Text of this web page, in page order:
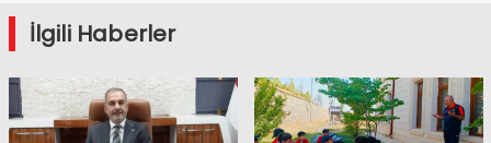
İlgili Haberler